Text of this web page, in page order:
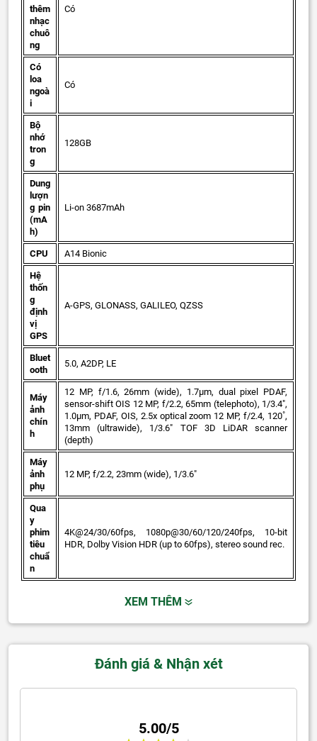
thêm
nhạc
chuô
ng
Có
Có
loa
ngoà
i
Có
Bộ
nhớ
tron
g
128GB
Dung
lượn
g pin
(mA
h)
Li-on 3687mAh
CPU A14 Bionic
Hệ
thốn
g
định
vị
GPS
A-GPS, GLONASS, GALILEO, QZSS
Bluet
ooth
5.0, A2DP, LE
Máy
ảnh
chín
h
12 MP, f/1.6, 26mm (wide), 1.7µm, dual pixel PDAF,
sensor-shift OIS 12 MP, f/2.2, 65mm (telephoto), 1/3.4",
1.0µm, PDAF, OIS, 2.5x optical zoom 12 MP, f/2.4, 120˚,
13mm (ultrawide), 1/3.6" TOF 3D LiDAR scanner
(depth)
Máy
ảnh
phụ
12 MP, f/2.2, 23mm (wide), 1/3.6"
Qua
y
phim
tiêu
chuẩ
n
4K@24/30/60fps, 1080p@30/60/120/240fps, 10‑bit
HDR, Dolby Vision HDR (up to 60fps), stereo sound rec.
XEM THÊM
Đánh giá & Nhận xét
5.00/5